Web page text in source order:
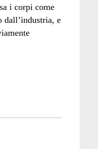
i corpi come
dall’industria, e